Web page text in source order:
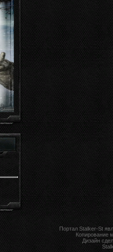
Портал Stalker-St
Копирование
Дизайн